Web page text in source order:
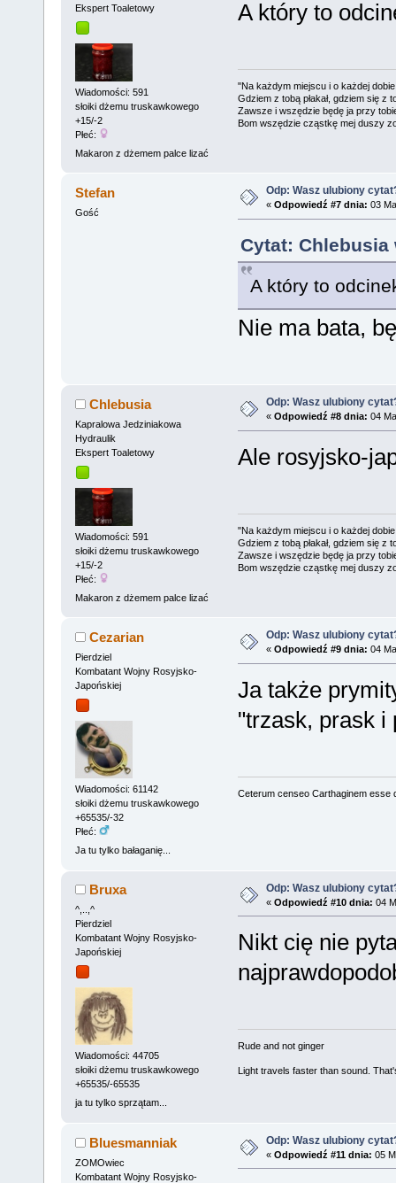
Ekspert Toaletowy
Wiadomości: 591
słoiki dżemu truskawkowego
+15/-2
Płeć:
Makaron z dżemem palce lizać
A który to
"Na każdym miejscu i o każdej dobie
Gdziem z tobą płakał, gdziem się z
Zawsze i wszędzie będę ja przy
Bom wszędzie cząstkę mej duszy
Stefan
Gość
Odp: Wasz ulubiony
« Odpowiedź #7 dnia: 03
Cytat: Chlebusia
A który to
Nie ma bata,
Chlebusia
Kapralowa Jedziniakowa
Hydraulik
Ekspert Toaletowy
Wiadomości: 591
słoiki dżemu truskawkowego
+15/-2
Płeć:
Makaron z dżemem palce lizać
Odp: Wasz ulubiony
« Odpowiedź #8 dnia: 04
Ale rosyjsko-
"Na każdym miejscu i o każdej dobie
Gdziem z tobą płakał, gdziem się z
Zawsze i wszędzie będę ja przy
Bom wszędzie cząstkę mej duszy
Cezarian
Pierdziel
Kombatant Wojny Rosyjsko-
Japońskiej
Wiadomości: 61142
słoiki dżemu truskawkowego
+65535/-32
Płeć:
Ja tu tylko bałaganię...
Odp: Wasz ulubiony
« Odpowiedź #9 dnia: 04
Ja także
"trzask, prask i
Ceterum censeo Carthaginem esse
Bruxa
^,..,^
Pierdziel
Kombatant Wojny Rosyjsko-
Japońskiej
Wiadomości: 44705
słoiki dżemu truskawkowego
+65535/-65535
ja tu tylko sprzątam...
Odp: Wasz ulubiony
« Odpowiedź #10 dnia: 04
Nikt cię nie
Rude and not ginger
Light travels faster than sound.
Bluesmanniak
ZOMOwiec
Kombatant Wojny Rosyjsko-
Odp: Wasz ulubiony
« Odpowiedź #11 dnia: 05